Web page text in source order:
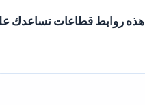
هذه روابط قطاعات تساعدك